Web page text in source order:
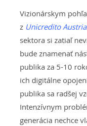
Vizionárskym
z Unicredito Austria
sektora si zatiaľ
bude znamenať
publika za 5-10
ich digitálne
publika sa radšej
Intenzívnym
generácia nechce